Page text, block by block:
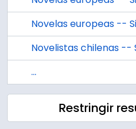
...
Restringir